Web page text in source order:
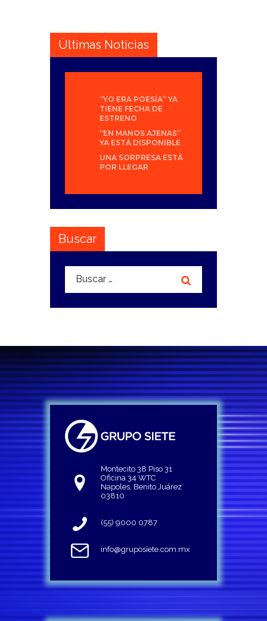
Últimas Noticias
“YO ERA POESÍA” YA
TIENE FECHA DE
ESTRENO
“EN MANOS AJENAS”
YA ESTÁ DISPONIBLE
UNA SORPRESA ESTÁ
POR LLEGAR
Buscar
Buscar:
Montecito 38 Piso 31
Oficina 34 WTC
Napoles, Benito Juárez
03810
(55) 9000 0787
info@gruposiete.com.mx